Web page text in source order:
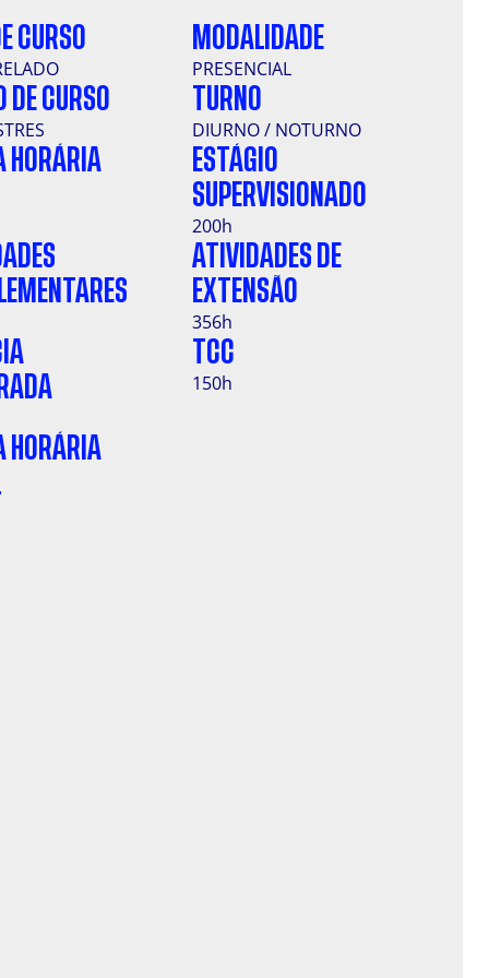
CURSO MODALIDADE
PRESENCIAL
DE CURSO TURNO
DIURNO / NOTURNO
HORÁRIA
ESTÁGIO
SUPERVISIONADO
200h
ATIVIDADES DE
EXTENSÃO
356h
TCC
150h
HORÁRIA